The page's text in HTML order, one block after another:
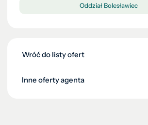
Oddział Bolesławiec
Wróć do listy ofert
Inne oferty agenta